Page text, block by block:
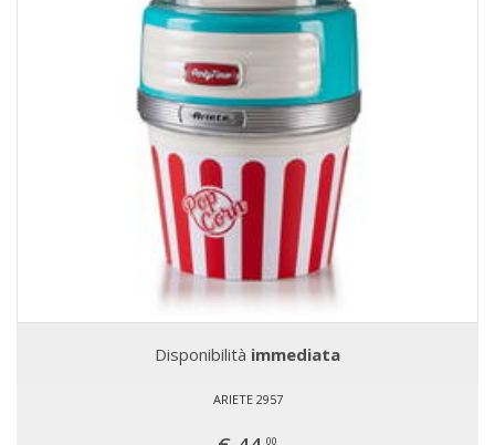
Disponibilità immediata
ARIETE 2957
00